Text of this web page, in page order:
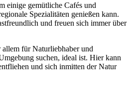
einige gemütliche Cafés und
Spezialitäten genießen kann.
und freuen sich immer über
für Naturliebhaber und
suchen, ideal ist. Hier kann
und sich inmitten der Natur